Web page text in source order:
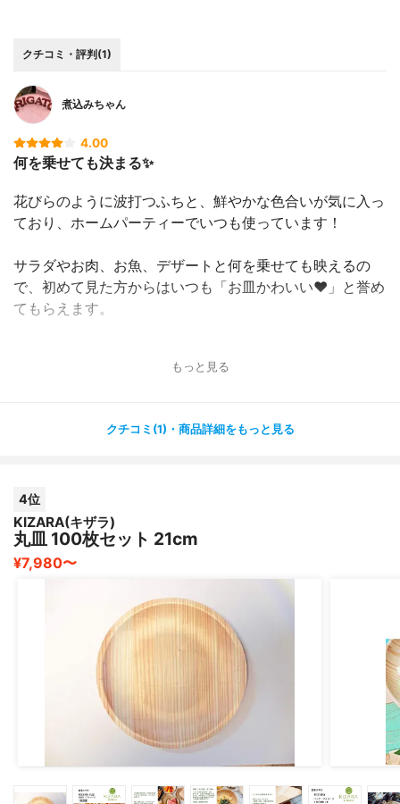
クチコミ・評判(1)
煮込みちゃん
4.00
何を乗せても決まる✨
花びらのように波打つふちと、鮮やかな色合いが気に入っ
ており、ホームパーティーでいつも使っています！
サラダやお肉、お魚、デザートと何を乗せても映えるの
で、初めて見た方からはいつも「お皿かわいい❤」と誉め
てもらえます。
もっと見る
クチコミ(1)・商品詳細をもっと見る
4位
KIZARA(キザラ)
丸皿 100枚セット 21cm
¥7,980〜